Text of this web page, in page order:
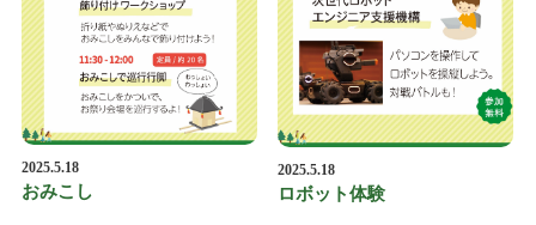
2025.5.18
おみこし
2025.5.18
ロボット体験